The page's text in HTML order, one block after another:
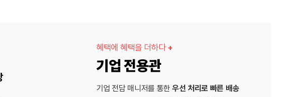
혜택에 혜택을 더하다 +
기업 전용관
기업 전담 매니저를 통한 우선 처리로 빠른 배송